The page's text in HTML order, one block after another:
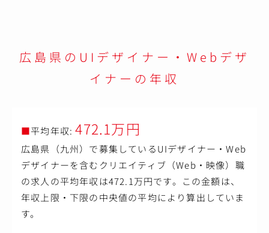
広島県のUIデザイナー・Webデザ
イナーの年収
■平均年収:472.1万円
広島県（九州）で募集しているUIデザイナー・Web
デザイナーを含むクリエイティブ（Web・映像）職
の求人の平均年収は472.1万円です。この金額は、
年収上限・下限の中央値の平均により算出していま
す。